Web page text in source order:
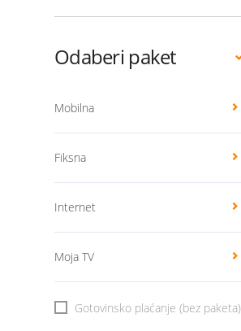
Odaberi paket
Mobilna
Fiksna
Internet
Moja TV
Gotovinsko plaćanje (bez paketa)